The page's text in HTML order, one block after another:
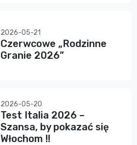
2026-05-21
Czerwcowe „Rodzinne
Granie 2026”
2026-05-20
Test Italia 2026 –
Szansa, by pokazać się
Włochom !!